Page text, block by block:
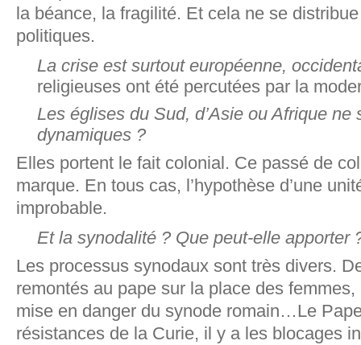
la béance, la fragilité. Et cela ne se
politiques.
La crise est surtout européenne,
religieuses ont été percutées par la
Les églises du Sud, d’Asie ou Afrique ne
dynamiques ?
Elles portent le fait colonial. Ce passé de
marque. En tous cas, l’hypothèse d’une
improbable.
Et la synodalité ? Que peut-elle apporter
Les processus synodaux sont très divers.
remontés au pape sur la place des
mise en danger du synode romain…Le
résistances de la Curie, il y a les blocages